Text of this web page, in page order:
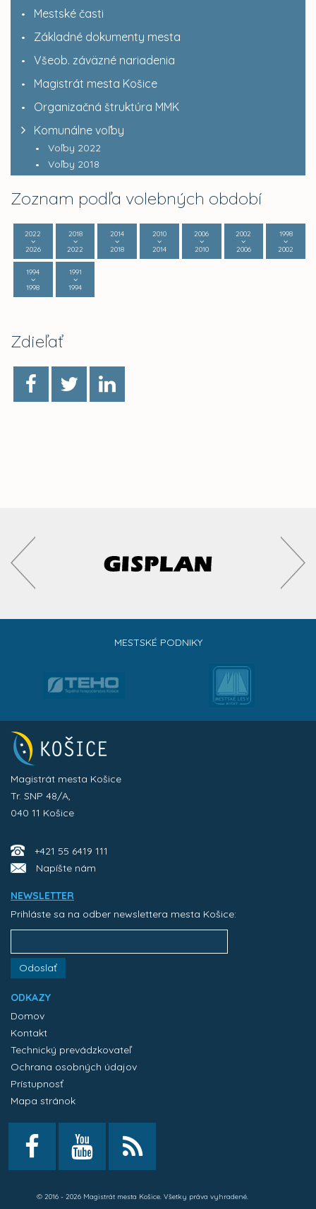
Mestské časti
Základné dokumenty mesta
Všeob. záväzné nariadenia
Magistrát mesta Košice
Organizačná štruktúra MMK
Komunálne voľby
Voľby 2022
Voľby 2018
Zoznam podľa volebných období
2022
2026
2018
2022
2014
2018
2010
2014
2006
2010
2002
2006
1998
2002
1994
1998
1991
1994
Zdieľať
MESTSKÉ PODNIKY
Magistrát mesta Košice
Tr. SNP 48/A,
040 11 Košice
+421 55 6419 111
Napíšte nám
NEWSLETTER
Prihláste sa na odber newslettera mesta Košice:
Odoslať
ODKAZY
Domov
Kontakt
Technický prevádzkovateľ
Ochrana osobných údajov
Prístupnosť
Mapa stránok
© 2016 - 2026 Magistrát mesta Košice. Všetky práva vyhradené.